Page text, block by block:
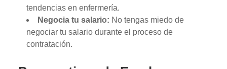
tendencias en enfermería.
Negocia tu salario: No tengas miedo de
negociar tu salario durante el proceso de
contratación.